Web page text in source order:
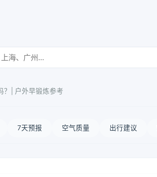
？| 户外早锻炼参考
7天预报 空气质量 出行建议